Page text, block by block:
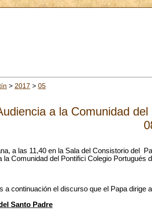
> 2017 > 05
a la Comunidad
a las 11,40 en la Sala del Consistorio del
la Comunidad del Pontifici Colegio Portugués
a continuación el discurso que el Papa dirige
Santo Padre